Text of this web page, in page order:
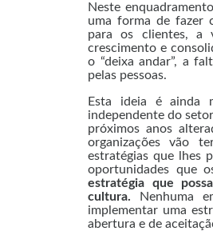
Neste
uma forma de fazer
para os clientes, a
crescimento e
o “deixa andar”, a
pelas pessoas.
Esta ideia é ainda
independente do
próximos anos
organizações vão
estratégias que lhes
oportunidades que
estratégia que
cultura. Nenhuma
implementar uma
abertura e de